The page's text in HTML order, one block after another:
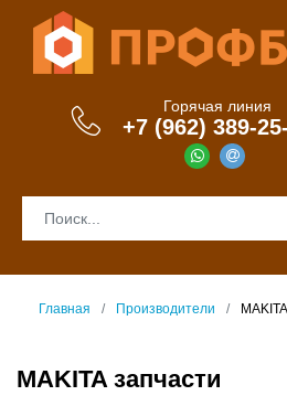
Горячая линия
+7 (962) 389-
Главная Производители MAKITA
MAKITA запчасти